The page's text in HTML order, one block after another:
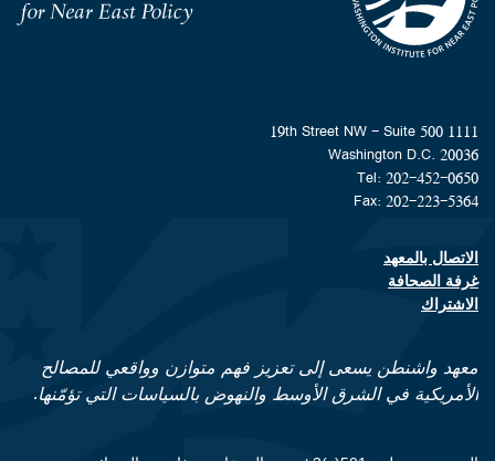
Homepage
1111 19th Street NW - Suite 500
Washington D.C. 20036
Tel: 202-452-0650
Fax: 202-223-5364
Footer contact links
الاتصال بالمعهد
غرفة الصحافة
الاشتراك
معهد واشنطن يسعى إلى تعزيز فهم متوازن وواقعي للمصالح
الأمريكية في الشرق الأوسط والنهوض بالسياسات التي تؤمّنها.